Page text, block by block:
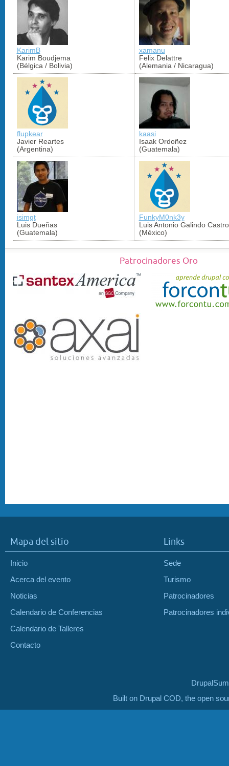
KarimB
Karim Boudjema
(Bélgica / Bolivia)
xamanu
Felix Delattre
(Alemania / Nicaragua)
flupkear
Javier Reartes
(Argentina)
kaasi
Isaak Ordoñez
(Guatemala)
isimgt
Luis Dueñas
(Guatemala)
FunkyM0nk3y
Luis Antonio Galindo Castro
(México)
Patrocinadores Oro
Mapa del sitio
Inicio
Acerca del evento
Noticias
Calendario de Conferencias
Calendario de Talleres
Contacto
Links
Sede
Turismo
Patrocinadores
Patrocinadores
Built on Drupal COD, the open